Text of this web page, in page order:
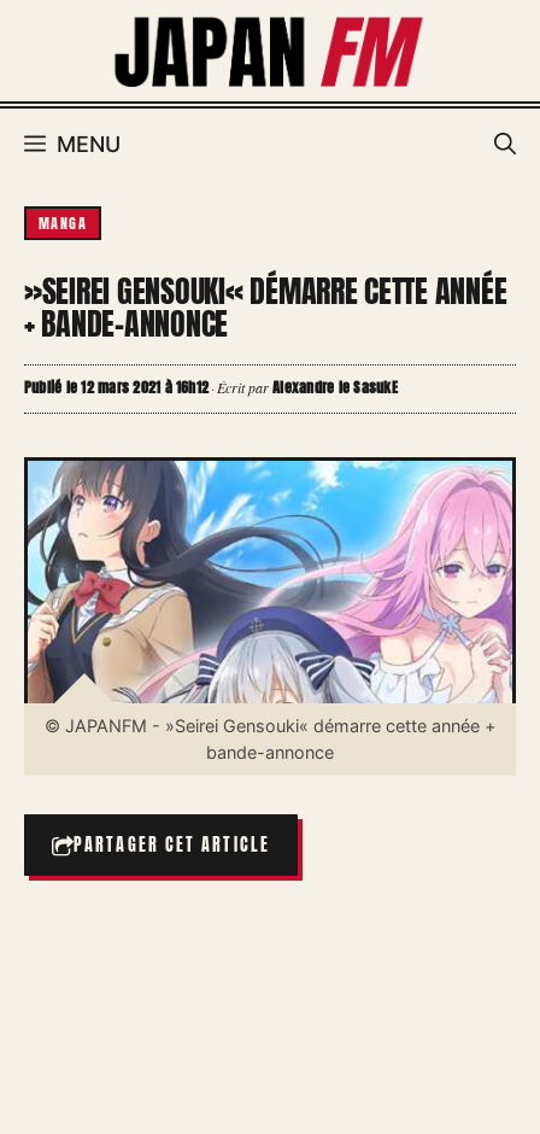
MENU
MANGA
»SEIREI GENSOUKI« DÉMARRE CETTE ANNÉE
+ BANDE-ANNONCE
Publié le 12 mars 2021 à 16h12·Écrit parAlexandre le SasukE
© JAPANFM - »Seirei Gensouki« démarre cette année +
bande-annonce
PARTAGER CET ARTICLE